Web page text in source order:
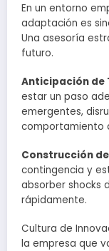
En un entorno
adaptación es
Una asesoría
futuro.
Anticipación de
estar un paso
emergentes,
comportamiento
Construcción
contingencia y
absorber shocks
rápidamente.
Cultura de
la empresa que